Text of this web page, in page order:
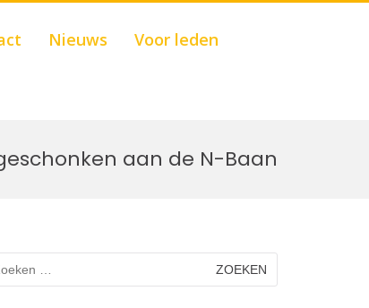
Nieuws Voor leden
aan de N-Baan